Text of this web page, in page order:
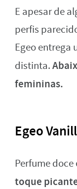
E apesar de
perfis
Egeo entrega
distinta.
femininas.
Egeo
Perfume doce
toque